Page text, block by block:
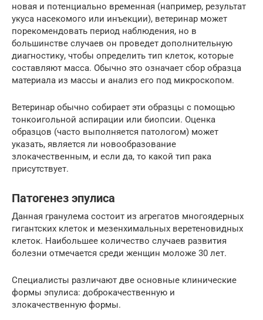
новая и потенциально временная (например, результат
укуса насекомого или инъекции), ветеринар может
порекомендовать период наблюдения, но в
большинстве случаев он проведет дополнительную
диагностику, чтобы определить тип клеток, которые
составляют масса. Обычно это означает сбор образца
материала из массы и анализ его под микроскопом.
Ветеринар обычно собирает эти образцы с помощью
тонкоигольной аспирации или биопсии. Оценка
образцов (часто выполняется патологом) может
указать, является ли новообразование
злокачественным, и если да, то какой тип рака
присутствует.
Патогенез эпулиса
Данная гранулема состоит из агрегатов многоядерных
гигантских клеток и мезенхимальных веретеновидных
клеток. Наибольшее количество случаев развития
болезни отмечается среди женщин моложе 30 лет.
Специалисты различают две основные клинические
формы эпулиса: доброкачественную и
злокачественную формы.